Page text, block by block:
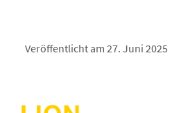
Veröffentlicht am 27. Juni 2025